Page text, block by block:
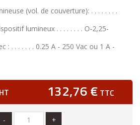
(vol. de couverture): . . . . . . . .
lumineux . . . . . . . . O-2,25-
: . . . . . . . 0.25 A - 250 Vac ou 1 A -
HT 132,76 € TTC
- +